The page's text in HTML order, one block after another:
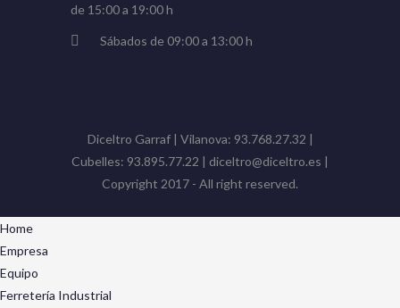
de 15:00 a 19:00 h
Sábados de 09:00 a 13:00 h
Diceltro Garraf | Vilanova: 93.768.27.32 |
Cubelles: 93.895.77.22 | diceltro@diceltro.es |
Copyright 2017 - All right reserved.
Home
Empresa
Equipo
Ferretería Industrial